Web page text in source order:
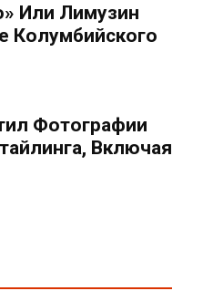
Или Лимузин
Колумбийского
Фотографии
Включая